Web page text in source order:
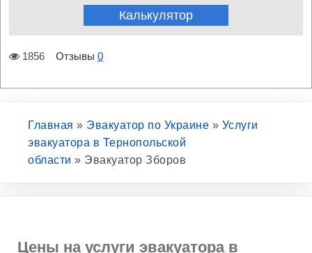
Калькулятор
1856 Отзывы 0
Главная » Эвакуатор по Украине » Услуги
эвакуатора в Тернопольской
области » Эвакуатор Зборов
Цены на услуги эвакуатора в